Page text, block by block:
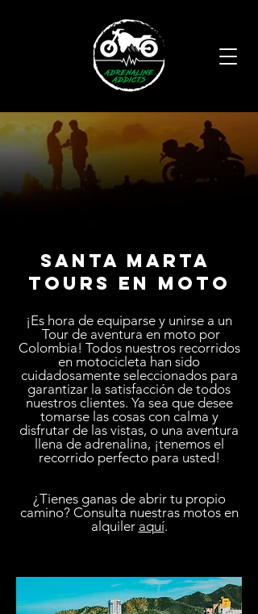
santa marta
TOURS EN MOTO
¡Es hora de equiparse y unirse a un
Tour de aventura en moto por
Colombia! Todos nuestros recorridos
en motocicleta han sido
cuidadosamente seleccionados para
garantizar la satisfacción de todos
nuestros clientes. Ya sea que desee
tomarse las cosas con calma y
disfrutar de las vistas, o una aventura
llena de adrenalina, ¡tenemos el
recorrido perfecto para usted!
¿Tienes ganas de abrir tu propio
camino? Consulta nuestras motos en
alquiler aquí.